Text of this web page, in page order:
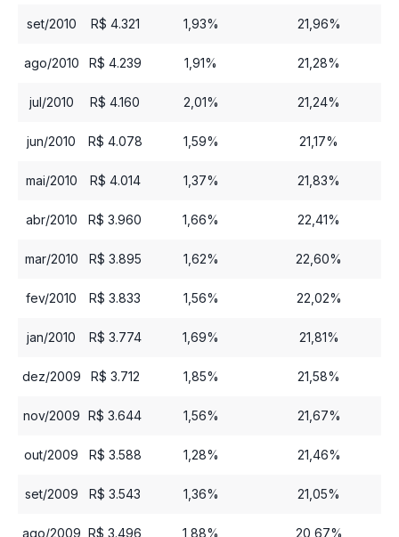
set/2010 R$ 4.321 1,93% 21,96%
ago/2010 R$ 4.239 1,91% 21,28%
jul/2010 R$ 4.160 2,01% 21,24%
jun/2010 R$ 4.078 1,59% 21,17%
mai/2010 R$ 4.014 1,37% 21,83%
abr/2010 R$ 3.960 1,66% 22,41%
mar/2010 R$ 3.895 1,62% 22,60%
fev/2010 R$ 3.833 1,56% 22,02%
jan/2010 R$ 3.774 1,69% 21,81%
dez/2009 R$ 3.712 1,85% 21,58%
nov/2009 R$ 3.644 1,56% 21,67%
out/2009 R$ 3.588 1,28% 21,46%
set/2009 R$ 3.543 1,36% 21,05%
ago/2009 R$ 3.496 1,88% 20,67%